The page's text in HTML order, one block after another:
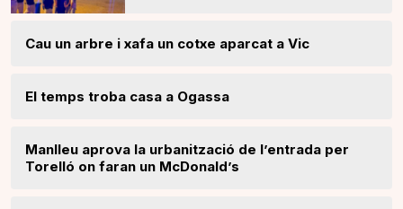
Cau un arbre i xafa un cotxe aparcat a Vic
El temps troba casa a Ogassa
Manlleu aprova la urbanització de l’entrada per
Torelló on faran un McDonald’s